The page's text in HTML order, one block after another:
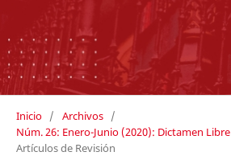
Inicio / Archivos /
Núm. 26: Enero-Junio (2020): Dictamen Libre
Artículos de Revisión